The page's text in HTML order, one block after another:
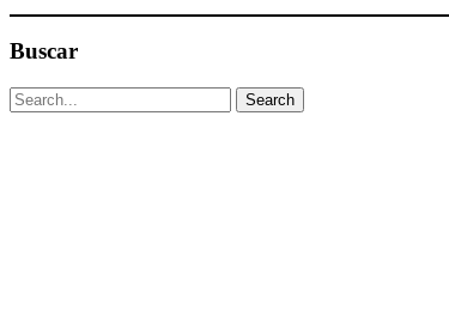
Buscar